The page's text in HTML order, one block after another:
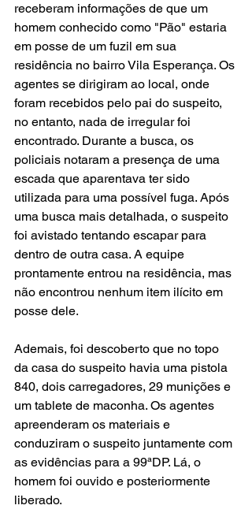
receberam informações de que um
homem conhecido como "Pão" estaria
em posse de um fuzil em sua
residência no bairro Vila Esperança. Os
agentes se dirigiram ao local, onde
foram recebidos pelo pai do suspeito,
no entanto, nada de irregular foi
encontrado. Durante a busca, os
policiais notaram a presença de uma
escada que aparentava ter sido
utilizada para uma possível fuga. Após
uma busca mais detalhada, o suspeito
foi avistado tentando escapar para
dentro de outra casa. A equipe
prontamente entrou na residência, mas
não encontrou nenhum item ilícito em
posse dele.
Ademais, foi descoberto que no topo
da casa do suspeito havia uma pistola
840, dois carregadores, 29 munições e
um tablete de maconha. Os agentes
apreenderam os materiais e
conduziram o suspeito juntamente com
as evidências para a 99ªDP. Lá, o
homem foi ouvido e posteriormente
liberado.